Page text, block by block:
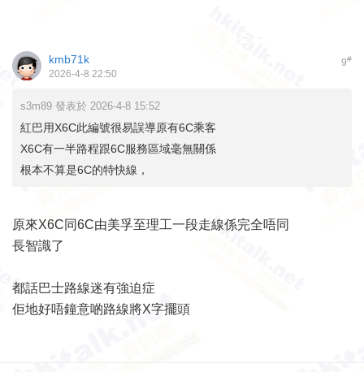
9#
kmb71k
2026-4-8 22:50
s3m89 發表於 2026-4-8 15:52
紅巴用X6C此編號很易誤導原有6C乘客
X6C有一半路程跟6C服務區域毫無關係
根本不算是6C的特快線，
原來X6C同6C由美孚至理工一段走線係完全唔同
長智識了
都話巴士路線迷有強迫症
佢地好唔鐘意啲路線將X字擺頭